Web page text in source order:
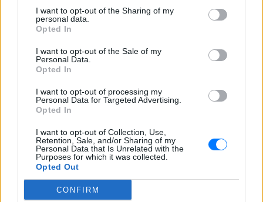
I want to opt-out of the Sharing of my
personal data.
Opted In
I want to opt-out of the Sale of my
Personal Data.
Opted In
I want to opt-out of processing my
Personal Data for Targeted Advertising.
Opted In
I want to opt-out of Collection, Use,
Retention, Sale, and/or Sharing of my
Personal Data that Is Unrelated with the
Purposes for which it was collected.
Opted Out
CONFIRM
Ιωάννα Τούνη: «Έβγαλα όλο το
βράδυ στο νοσοκομείο με ορούς
ΣΉΜΕΡΑ
ώρες που πέρασε.